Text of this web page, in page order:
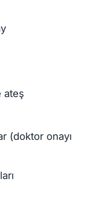
ateş
(doktor onayı